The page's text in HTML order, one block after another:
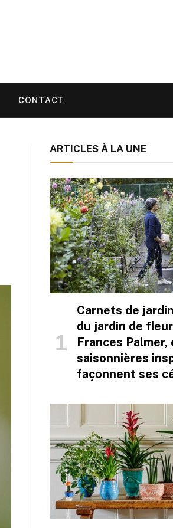
CONTACT
ARTICLES À LA UNE
Carnets de
du jardin de
Frances
saisonnières
façonnent ses